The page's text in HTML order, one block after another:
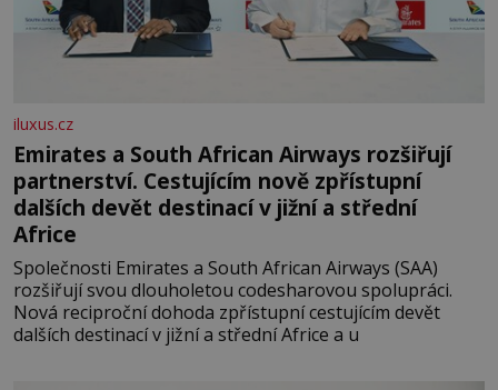
iluxus.cz
Emirates a South African Airways rozšiřují
partnerství. Cestujícím nově zpřístupní
dalších devět destinací v jižní a střední
Africe
Společnosti Emirates a South African Airways (SAA)
rozšiřují svou dlouholetou codesharovou spolupráci.
Nová reciproční dohoda zpřístupní cestujícím devět
dalších destinací v jižní a střední Africe a u